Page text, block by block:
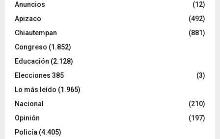
Anuncios
(12)
Apizaco
(492)
Chiautempan
(881)
Congreso (1.852)
Educación (2.128)
Elecciones 385
(3)
Lo más leído (1.965)
Nacional
(210)
Opinión
(197)
Policía (4.405)